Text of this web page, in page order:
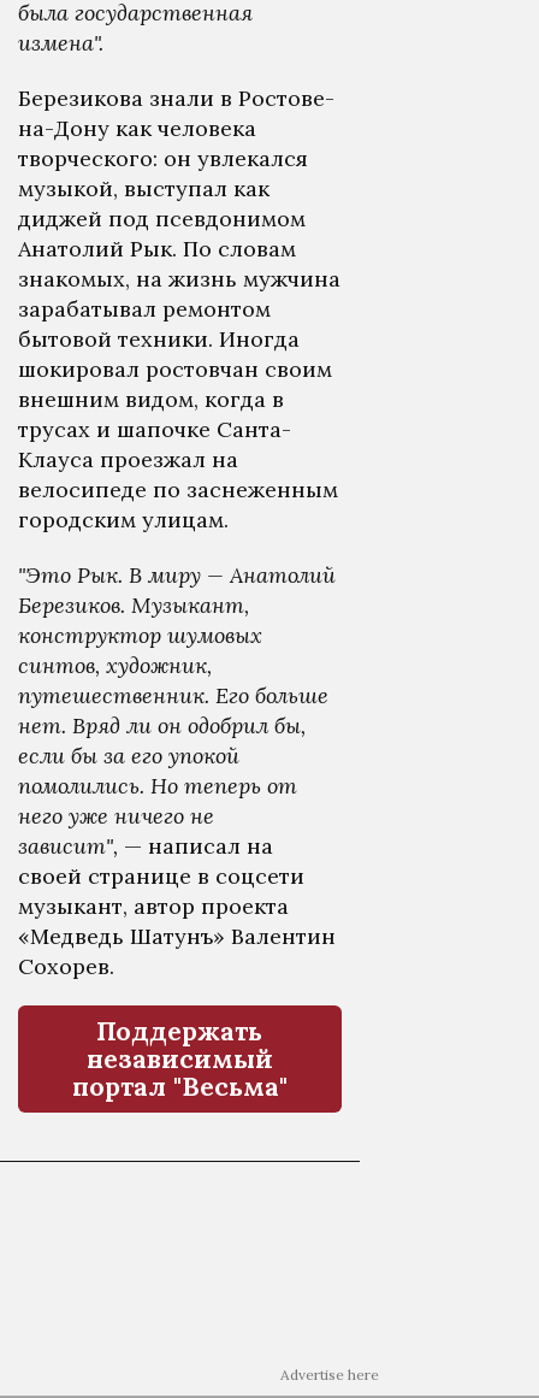
была государственная
измена".
Березикова знали в Ростове-
на-Дону как человека
творческого: он увлекался
музыкой, выступал как
диджей под псевдонимом
Анатолий Рык. По словам
знакомых, на жизнь мужчина
зарабатывал ремонтом
бытовой техники. Иногда
шокировал ростовчан своим
внешним видом, когда в
трусах и шапочке Санта-
Клауса проезжал на
велосипеде по заснеженным
городским улицам.
"Это Рык. В миру — Анатолий
Березиков. Музыкант,
конструктор шумовых
синтов, художник,
путешественник. Его больше
нет. Вряд ли он одобрил бы,
если бы за его упокой
помолились. Но теперь от
него уже ничего не
зависит", — написал на
своей странице в соцсети
музыкант, автор проекта
«Медведь Шатунъ» Валентин
Сохорев.
Поддержать
независимый
портал "Весьма"
Advertise here